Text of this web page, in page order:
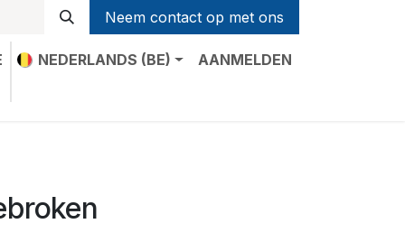
Neem contact op met ons
NEDERLANDS (BE)
AANMELDEN